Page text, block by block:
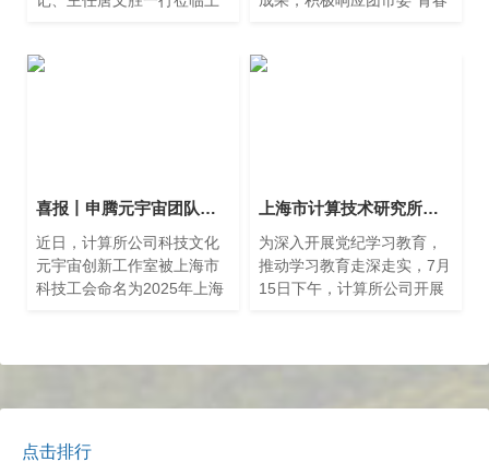
算所战略合作事宜开展调研
中行动”，科创荟联合
喜报丨申腾元宇宙团队获命名上海市科技系统职工创新工作室
近日，计算所公司科技文化
元宇宙创新工作室被上海市
科技工会命名为2025年上海
上海市计算技术研究所有限公司召开中心组学习（扩大）会
为深入开展党纪学习教育，
推动学习教育走深走实，7月
15日下午，计算所公司开展
点击排行